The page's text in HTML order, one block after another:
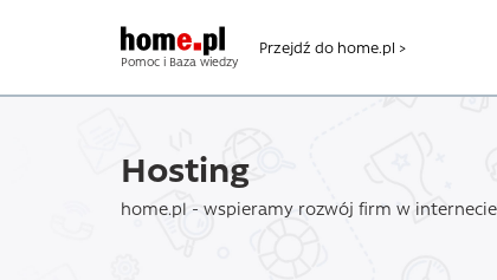
Pomoc i Baza wiedzy
Przejdź do home.pl >
Hosting
home.pl - wspieramy rozwój firm w internecie